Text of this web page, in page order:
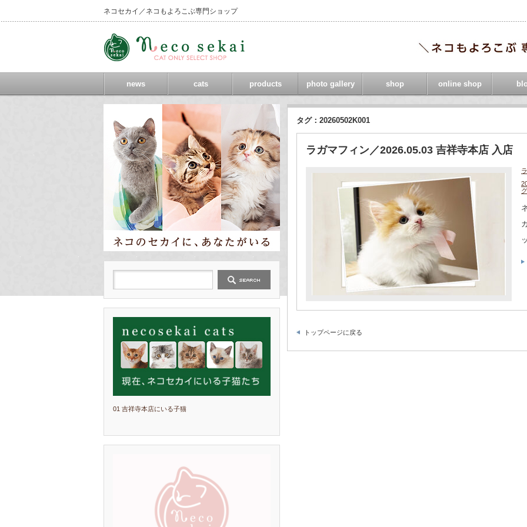
ネコセカイ／ネコもよろこぶ専門ショップ
news cats products photo gallery shop online shop
タグ：20260502K001
ラガマフィン／2026.05.03 吉祥寺本店 入店
トップページに戻る
01 吉祥寺本店にいる子猫